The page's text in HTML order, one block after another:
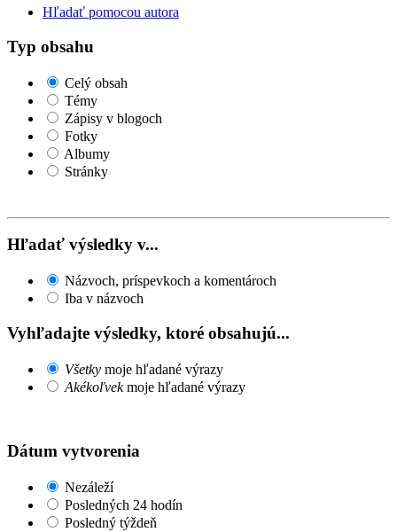
Hľadať pomocou autora
Typ obsahu
Celý obsah
Témy
Zápisy v blogoch
Fotky
Albumy
Stránky
Hľadať výsledky v...
Názvoch, príspevkoch a komentároch
Iba v názvoch
Vyhľadajte výsledky, ktoré obsahujú...
Všetky moje hľadané výrazy
Akékoľvekmoje hľadané výrazy
Dátum vytvorenia
Nezáleží
Posledných 24 hodín
Posledný týždeň